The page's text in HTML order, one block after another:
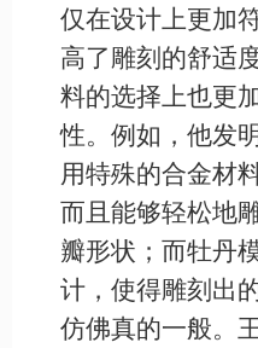
仅在设计上更加
高了雕刻的舒适
料的选择上也更
性。例如，他发
用特殊的合金材
而且能够轻松地
瓣形状；而牡丹
计，使得雕刻出
仿佛真的一般。